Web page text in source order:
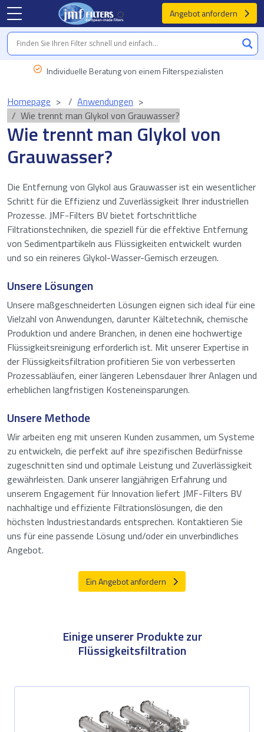
Angebot anfordern
Individuelle Beratung von einem Filterspezialisten
Homepage
Anwendungen
Wie trennt man Glykol von Grauwasser?
Wie trennt man Glykol von
Grauwasser?
Die Entfernung von Glykol aus Grauwasser ist ein wesentlicher
Schritt für die Effizienz und Zuverlässigkeit Ihrer industriellen
Prozesse. JMF-Filters BV bietet fortschrittliche
Filtrationstechniken, die speziell für die effektive Entfernung
von Sedimentpartikeln aus Flüssigkeiten entwickelt wurden
und so ein reineres Glykol-Wasser-Gemisch erzeugen.
Unsere Lösungen
Unsere maßgeschneiderten Lösungen eignen sich ideal für eine
Vielzahl von Anwendungen, darunter Kältetechnik, chemische
Produktion und andere Branchen, in denen eine hochwertige
Flüssigkeitsreinigung erforderlich ist. Mit unserer Expertise in
der Flüssigkeitsfiltration profitieren Sie von verbesserten
Prozessabläufen, einer längeren Lebensdauer Ihrer Anlagen und
erheblichen langfristigen Kosteneinsparungen.
Unsere Methode
Wir arbeiten eng mit unseren Kunden zusammen, um Systeme
zu entwickeln, die perfekt auf ihre spezifischen Bedürfnisse
zugeschnitten sind und optimale Leistung und Zuverlässigkeit
gewährleisten. Dank unserer langjährigen Erfahrung und
unserem Engagement für Innovation liefert JMF-Filters BV
nachhaltige und effiziente Filtrationslösungen, die den
höchsten Industriestandards entsprechen. Kontaktieren Sie
uns für eine passende Lösung und/oder ein unverbindliches
Angebot.
Ein Angebot anfordern
Einige unserer Produkte zur
Flüssigkeitsfiltration